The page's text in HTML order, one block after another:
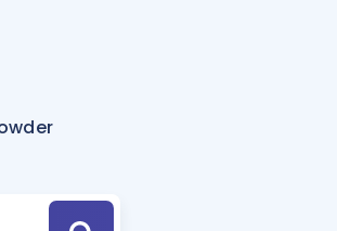
Hesaplama Aracı
için Öneriler
Tek Takvimde
Hoca ile seni sınava hazırlayacak onlarca